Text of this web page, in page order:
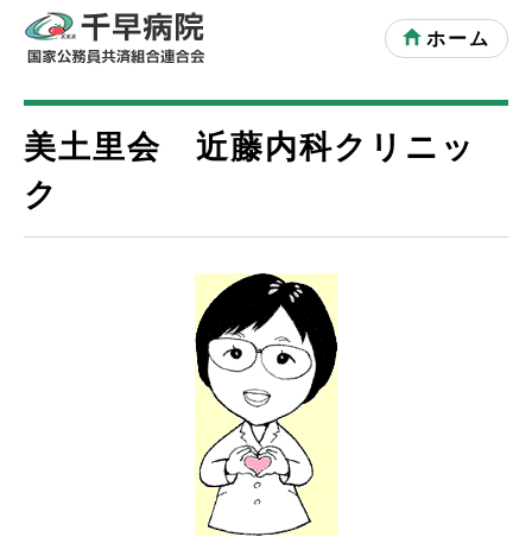
ホーム
美土里会 近藤内科クリニッ
ク